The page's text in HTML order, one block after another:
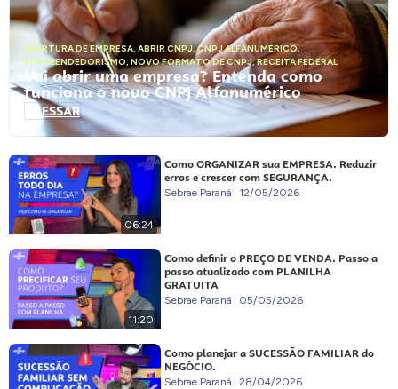
ABERTURA DE EMPRESA, ABRIR CNPJ,CNPJ ALFANUMÉRICO,
EMPREENDEDORISMO, NOVO FORMATO DE CNPJ,RECEITA FEDERAL
Vai abrir uma empresa? Entenda como
funciona o novo CNPJ Alfanumérico
ACESSAR
06:24
Como ORGANIZAR sua EMPRESA. Reduzir
erros e crescer com SEGURANÇA.
Sebrae Paraná 12/05/2026
11:20
Como definir o PREÇO DE VENDA. Passo a
passo atualizado com PLANILHA
GRATUITA
Sebrae Paraná 05/05/2026
Como planejar a SUCESSÃO FAMILIAR do
NEGÓCIO.
Sebrae Paraná 28/04/2026